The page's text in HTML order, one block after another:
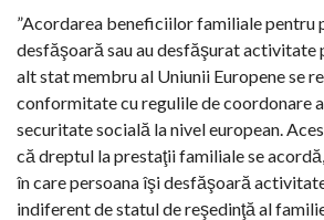
”Acordarea beneficiilor familiale pentru
desfăşoară sau au desfăşurat
alt stat membru al Uniunii Europene se
conformitate cu regulile de coordonare
securitate socială la nivel european.
că dreptul la prestaţii familiale se
în care persoana îşi desfăşoară
indiferent de statul de reşedinţă al